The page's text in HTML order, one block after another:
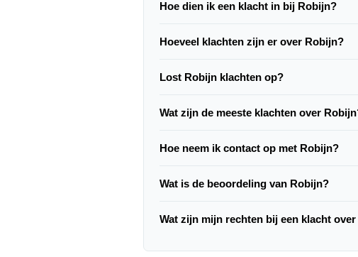
Hoe dien ik een klacht in bij Robijn?
Hoeveel klachten zijn er over Robijn?
Lost Robijn klachten op?
Wat zijn de meeste klachten over
Hoe neem ik contact op met Robijn?
Wat is de beoordeling van Robijn?
Wat zijn mijn rechten bij een klacht